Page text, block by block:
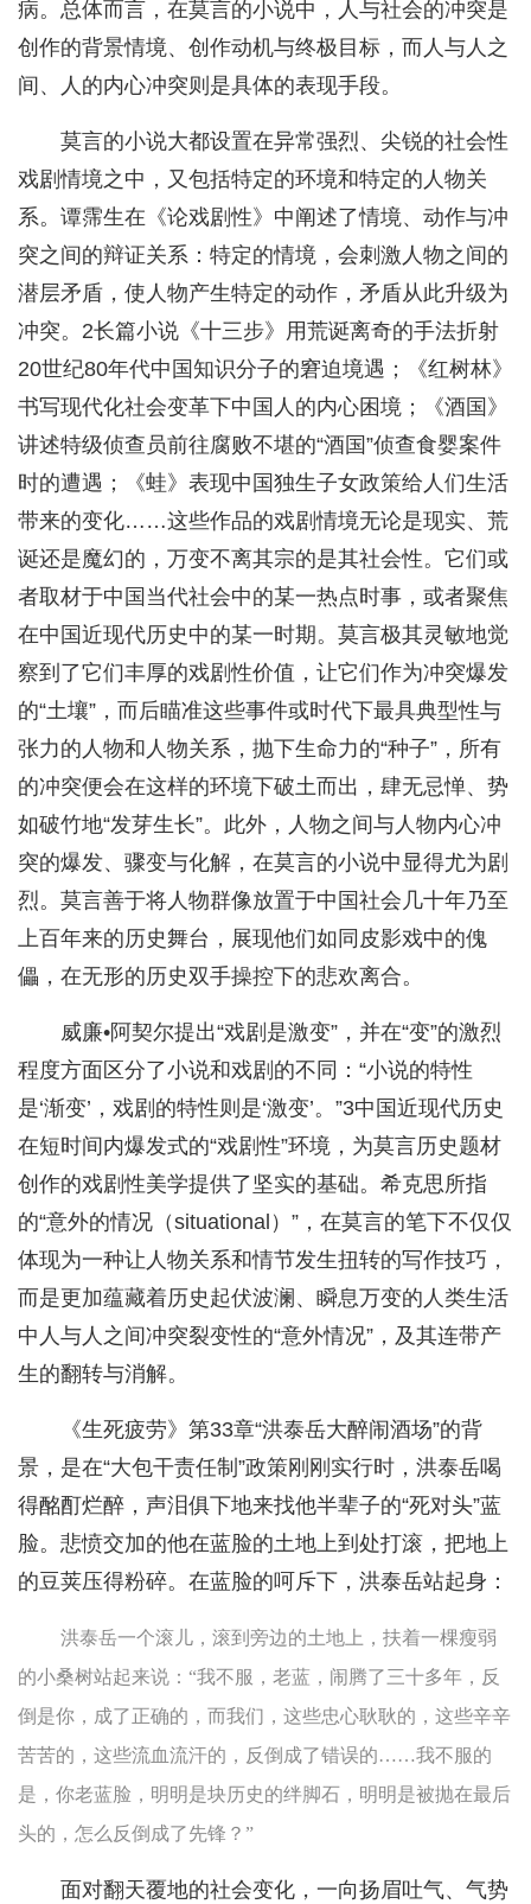
病。总体而言，在莫言的小说中，人与社会的冲突是
创作的背景情境、创作动机与终极目标，而人与人之
间、人的内心冲突则是具体的表现手段。
莫言的小说大都设置在异常强烈、尖锐的社会性
戏剧情境之中，又包括特定的环境和特定的人物关
系。谭霈生在《论戏剧性》中阐述了情境、动作与冲
突之间的辩证关系：特定的情境，会刺激人物之间的
潜层矛盾，使人物产生特定的动作，矛盾从此升级为
冲突。2长篇小说《十三步》用荒诞离奇的手法折射
20世纪80年代中国知识分子的窘迫境遇；《红树林》
书写现代化社会变革下中国人的内心困境；《酒国》
讲述特级侦查员前往腐败不堪的“酒国”侦查食婴案件
时的遭遇；《蛙》表现中国独生子女政策给人们生活
带来的变化……这些作品的戏剧情境无论是现实、荒
诞还是魔幻的，万变不离其宗的是其社会性。它们或
者取材于中国当代社会中的某一热点时事，或者聚焦
在中国近现代历史中的某一时期。莫言极其灵敏地觉
察到了它们丰厚的戏剧性价值，让它们作为冲突爆发
的“土壤”，而后瞄准这些事件或时代下最具典型性与
张力的人物和人物关系，抛下生命力的“种子”，所有
的冲突便会在这样的环境下破土而出，肆无忌惮、势
如破竹地“发芽生长”。此外，人物之间与人物内心冲
突的爆发、骤变与化解，在莫言的小说中显得尤为剧
烈。莫言善于将人物群像放置于中国社会几十年乃至
上百年来的历史舞台，展现他们如同皮影戏中的傀
儡，在无形的历史双手操控下的悲欢离合。
威廉•阿契尔提出“戏剧是激变”，并在“变”的激烈
程度方面区分了小说和戏剧的不同：“小说的特性
是‘渐变’，戏剧的特性则是‘激变’。”3中国近现代历史
在短时间内爆发式的“戏剧性”环境，为莫言历史题材
创作的戏剧性美学提供了坚实的基础。希克思所指
的“意外的情况（situational）”，在莫言的笔下不仅仅
体现为一种让人物关系和情节发生扭转的写作技巧，
而是更加蕴藏着历史起伏波澜、瞬息万变的人类生活
中人与人之间冲突裂变性的“意外情况”，及其连带产
生的翻转与消解。
《生死疲劳》第33章“洪泰岳大醉闹酒场”的背
景，是在“大包干责任制”政策刚刚实行时，洪泰岳喝
得酩酊烂醉，声泪俱下地来找他半辈子的“死对头”蓝
脸。悲愤交加的他在蓝脸的土地上到处打滚，把地上
的豆荚压得粉碎。在蓝脸的呵斥下，洪泰岳站起身：
洪泰岳一个滚儿，滚到旁边的土地上，扶着一棵瘦弱
的小桑树站起来说：“我不服，老蓝，闹腾了三十多年，反
倒是你，成了正确的，而我们，这些忠心耿耿的，这些辛辛
苦苦的，这些流血流汗的，反倒成了错误的……我不服的
是，你老蓝脸，明明是块历史的绊脚石，明明是被抛在最后
头的，怎么反倒成了先锋？”
面对翻天覆地的社会变化，一向扬眉吐气、气势